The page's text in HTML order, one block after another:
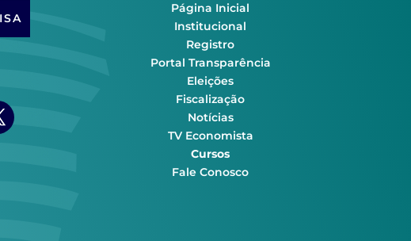
Página Inicial
Institucional
Registro
Portal Transparência
Eleições
Fiscalização
Notícias
TV Economista
Cursos
Fale Conosco